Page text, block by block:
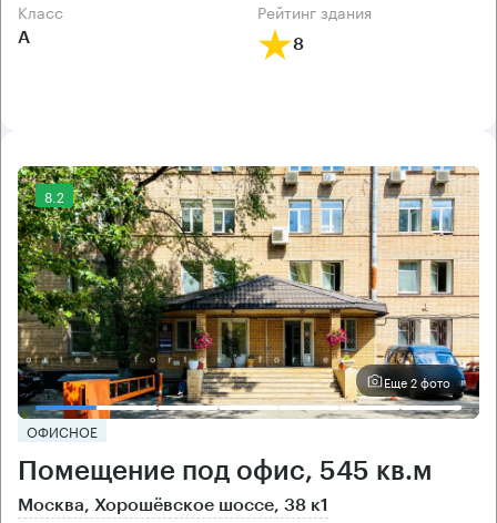
класс
А
рейтинг здания
8
8.2
Еще 2 фото
ОФИСНОЕ
Помещение под офис, 545 кв.м
Москва, Хорошёвское шоссе, 38 к1